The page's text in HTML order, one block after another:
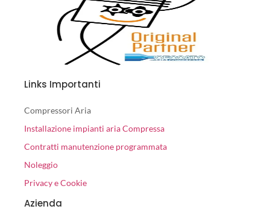
Links Importanti
Compressori Aria
Installazione impianti aria Compressa
Contratti manutenzione programmata
Noleggio
Privacy e Cookie
Azienda